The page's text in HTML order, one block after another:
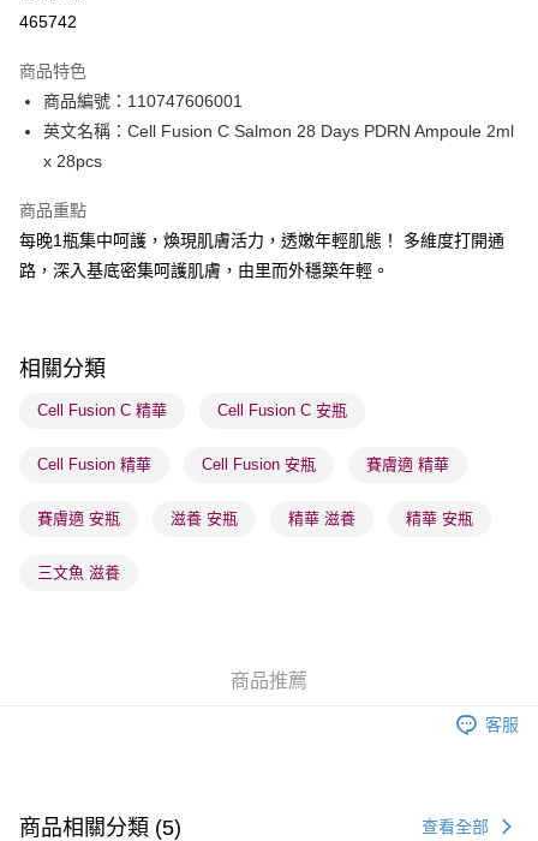
Apple Pay
PayMe
WeChat Pay
送貨方式
順豐自助櫃 - 確認發貨後1-3個工作天送達
順豐站及營業點 - 確認發貨後1-3個工作天送達
物流公司進行物流配送
取。逾期會取消訂單，並不會安排重寄
取。逾期會取消訂單，並不會安排重寄
465742
商品特色
商品編號：110747606001
英文名稱：Cell Fusion C Salmon 28 Days PDRN Ampoule 2ml
x 28pcs
商品重點
每晚1瓶集中呵護，煥現肌膚活力，透嫩年輕肌態！ 多維度打開通
路，深入基底密集呵護肌膚，由里而外穩築年輕。
相關分類
Cell Fusion C 精華 Cell Fusion C 安瓶
Cell Fusion 精華 Cell Fusion 安瓶 賽膚適 精華
賽膚適 安瓶 滋養 安瓶 精華 滋養 精華 安瓶
三文魚 滋養
商品推薦
客服
商品相關分類 (5) 查看全部